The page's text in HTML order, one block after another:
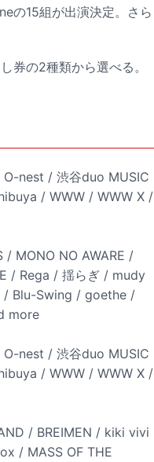
の15組が出演決定。さら
券の2種類から選べる。
nest / 渋谷duo MUSIC
/ WWW / WWW X /
/ MONO NO AWARE /
/ Rega / 揺らぎ / mudy
/ Blu-Swing / goethe /
more
nest / 渋谷duo MUSIC
/ WWW / WWW X /
/ BREIMEN / kiki vivi
/ MASS OF THE